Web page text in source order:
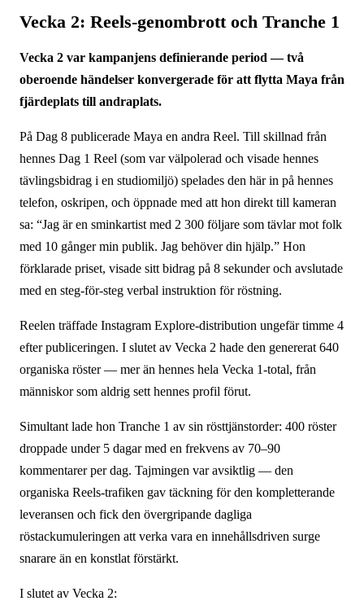
Vecka 2: Reels-genombrott och Tranche 1
Vecka 2 var kampanjens definierande period — två
oberoende händelser konvergerade för att flytta Maya från
fjärdeplats till andraplats.
På Dag 8 publicerade Maya en andra Reel. Till skillnad från
hennes Dag 1 Reel (som var välpolerad och visade hennes
tävlingsbidrag i en studiomiljö) spelades den här in på hennes
telefon, oskripen, och öppnade med att hon direkt till kameran
sa: “Jag är en sminkartist med 2 300 följare som tävlar mot folk
med 10 gånger min publik. Jag behöver din hjälp.” Hon
förklarade priset, visade sitt bidrag på 8 sekunder och avslutade
med en steg-för-steg verbal instruktion för röstning.
Reelen träffade Instagram Explore-distribution ungefär timme 4
efter publiceringen. I slutet av Vecka 2 hade den genererat 640
organiska röster — mer än hennes hela Vecka 1-total, från
människor som aldrig sett hennes profil förut.
Simultant lade hon Tranche 1 av sin röst­tjänst­order: 400 röster
droppade under 5 dagar med en frekvens av 70–90
kommentarer per dag. Tajmingen var avsiktlig — den
organiska Reels-trafiken gav täckning för den kompletterande
leveransen och fick den övergripande dagliga
röstackumuleringen att verka vara en innehålls­driven surge
snarare än en konstlat förstärkt.
I slutet av Vecka 2: